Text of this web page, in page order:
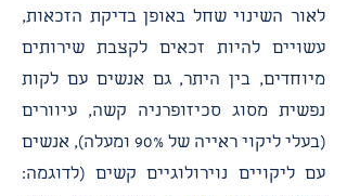
לאור השינוי שחל באופן בדיקת הזכאות,
עשויים להיות זכאים לקצבת שירותים
מיוחדים, בין היתר, גם אנשים עם לקות
נפשית מסוג סכיזופרניה קשה, עיוורים
(בעלי ליקוי ראייה של 90% ומעלה), אנשים
עם ליקויים נוירולוגיים קשים (לדוגמה: